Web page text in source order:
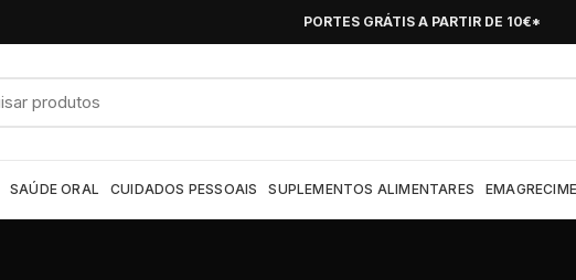
PORTES GRÁTIS A PARTIR DE 10€*
SAÚDE ORAL CUIDADOS PESSOAIS SUPLEMENTOS ALIMENTARES